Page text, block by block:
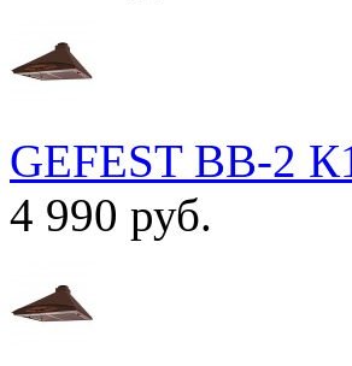
GEFEST ВВ-2
4 990 руб.